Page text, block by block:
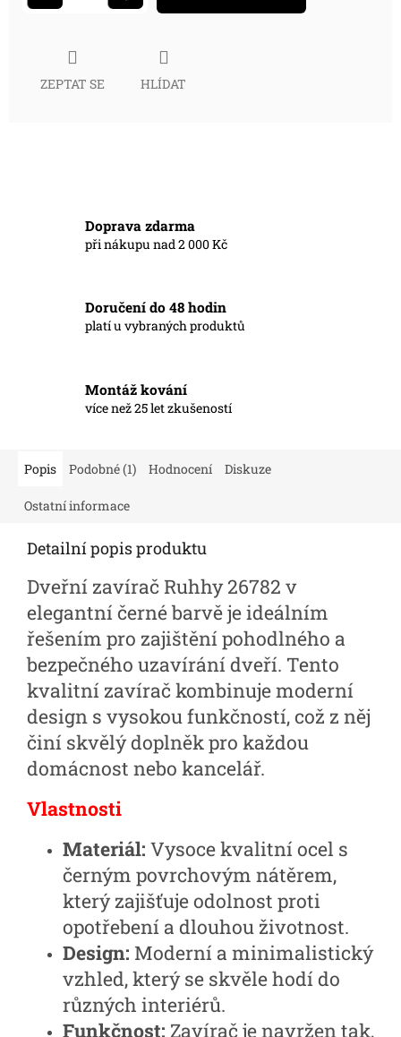
ZEPTAT SE HLÍDAT
Doprava zdarma
při nákupu nad 2 000 Kč
Doručení do 48 hodin
platí u vybraných produktů
Montáž kování
více než 25 let zkušeností
Popis Podobné (1) Hodnocení Diskuze
Ostatní informace
Detailní popis produktu
Dveřní zavírač Ruhhy 26782 v
elegantní černé barvě je ideálním
řešením pro zajištění pohodlného a
bezpečného uzavírání dveří. Tento
kvalitní zavírač kombinuje moderní
design s vysokou funkčností, což z něj
činí skvělý doplněk pro každou
domácnost nebo kancelář.
Vlastnosti
Materiál: Vysoce kvalitní ocel s
černým povrchovým nátěrem,
který zajišťuje odolnost proti
opotřebení a dlouhou životnost.
Design: Moderní a minimalistický
vzhled, který se skvěle hodí do
různých interiérů.
Funkčnost: Zavírač je navržen tak,